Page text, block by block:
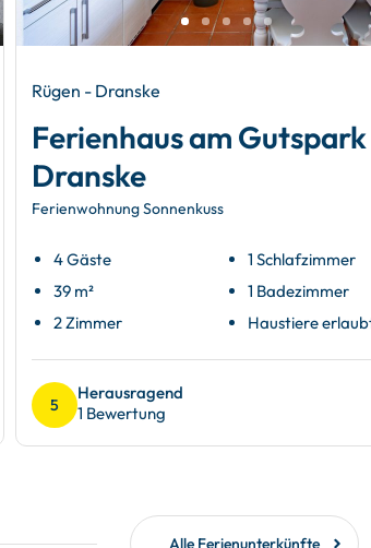
Rügen - Dranske
Ferienhaus am Gutspark
Dranske
Ferienwohnung Sonnenkuss
4 Gäste
39 m²
2 Zimmer
1 Schlafzimmer
1 Badezimmer
Haustiere
5
Herausragend
1 Bewertung
Alle Ferienunterkünfte